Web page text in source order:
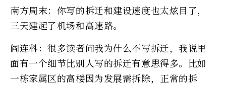
南方周末：你写的拆迁和建设速度也太炫目了，
三天建起了机场和高速路。
阎连科：很多读者问我为什么不写拆迁，我说里
面有一个细节比别人写的拆迁有意思得多。比如
一栋家属区的高楼因为发展需拆除，正常的拆